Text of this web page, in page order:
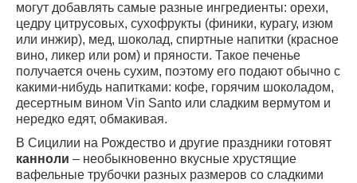
могут добавлять самые разные ингредиенты: орехи,
цедру цитрусовых, сухофрукты (финики, курагу, изюм
или инжир), мед, шоколад, спиртные напитки (красное
вино, ликер или ром) и пряности. Такое печенье
получается очень сухим, поэтому его подают обычно с
какими-нибудь напитками: кофе, горячим шоколадом,
десертным вином Vin Santo или сладким вермутом и
нередко едят, обмакивая.
В Сицилии на Рождество и другие праздники готовят
канноли – необыкновенно вкусные хрустящие
вафельные трубочки разных размеров со сладкими